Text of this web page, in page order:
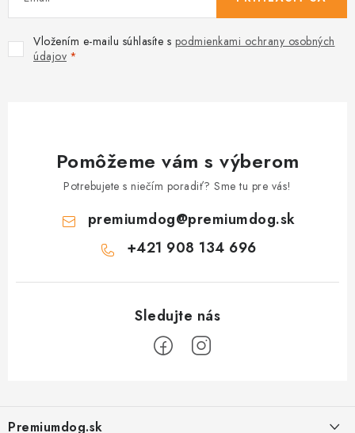
Vložením e-mailu súhlasíte s podmienkami ochrany osobných
údajov
Pomôžeme vám s výberom
Potrebujete s niečím poradiť? Sme tu pre vás!
premiumdog@premiumdog.sk
+421 908 134 696
Premiumdog.sk